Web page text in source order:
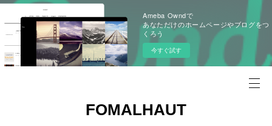
Ameba Owndで
あなただけのホームページやブログをつ
くろう
今すぐ試す
FOMALHAUT